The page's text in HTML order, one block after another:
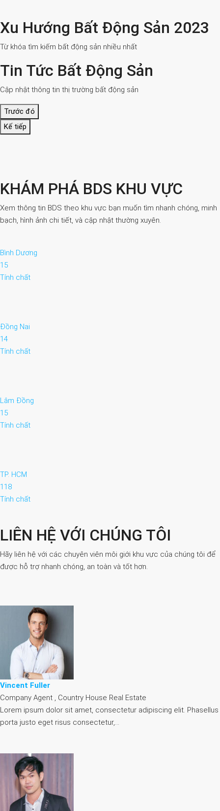
Xu Hướng Bất Động Sản 2023
Từ khóa tìm kiếm bất động sản nhiều nhất
Tin Tức Bất Động Sản
Cập nhật thông tin thị trường bất động sản
Trước đó
Kế tiếp
KHÁM PHÁ BDS KHU VỰC
Xem thông tin BDS theo khu vực bạn muốn tìm nhanh chóng, minh
bạch, hình ảnh chi tiết, và cập nhật thường xuyên.
Bình Dương
15
Tính chất
Đồng Nai
14
Tính chất
Lâm Đồng
15
Tính chất
TP. HCM
118
Tính chất
LIÊN HỆ VỚI CHÚNG TÔI
Hãy liên hệ với các chuyên viên môi giới khu vực của chúng tôi để
được hỗ trợ nhanh chóng, an toàn và tốt hơn.
Vincent Fuller
Company Agent , Country House Real Estate
Lorem ipsum dolor sit amet, consectetur adipiscing elit. Phasellus
porta justo eget risus consectetur,…